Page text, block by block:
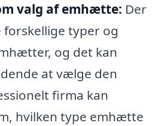
valg af emhætte: Der
typer og
og det kan
at vælge den
firma kan
hvilken type emhætte